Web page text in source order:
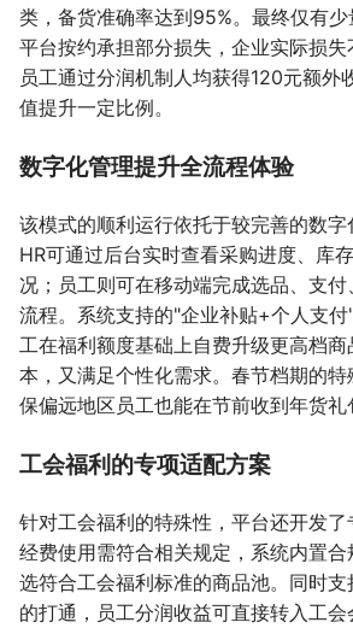
类，备货准确率达到95%。最终仅有少
平台按约承担部分损失，企业实际损失
员工通过分润机制人均获得120元额外
值提升一定比例。
数字化管理提升全流程体验
该模式的顺利运行依托于较完善的数
HR可通过后台实时查看采购进度、库
况；员工则可在移动端完成选品、支
流程。系统支持的"企业补贴+个人支
工在福利额度基础上自费升级更高档
本，又满足个性化需求。春节档期的
保偏远地区员工也能在节前收到年货礼
工会福利的专项适配方案
针对工会福利的特殊性，平台还开发
经费使用需符合相关规定，系统内置
选符合工会福利标准的商品池。同时
的打通，员工分润收益可直接转入工